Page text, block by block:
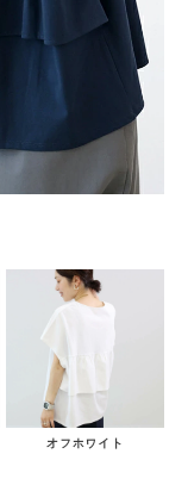
オフホワイト